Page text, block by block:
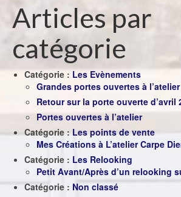
Articles par
catégorie
Catégorie : Les Evènements
Grandes portes ouvertes à
Retour sur la porte ouverte d’avril
Portes ouvertes à l’atelier
Catégorie : Les points de vente
Mes Créations à L’atelier Carpe
Catégorie : Les Relooking
Petit Avant/Après d’un relooking
Catégorie : Non classé